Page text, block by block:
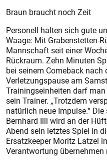
Braun braucht noch Zeit
Personell halten sich gute
Waage: Mit Grabenstetten-
Mannschaft seit einer
Rückraum. Zehn Minuten
bei seinem Comeback nach
Verletzungspause am
Trainingseinheiten darf
sein Trainer. „Trotzdem
natürlich neue Impulse.“
Bernhard Illi wird an der
Abend sein letztes Spiel in
Ersatzkeeper Moritz Latzel
Verantwortung übernehmen